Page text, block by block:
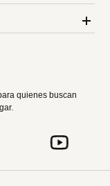
quienes buscan